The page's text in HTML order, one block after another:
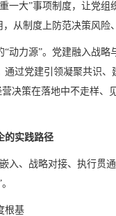
一大”事项制度，让党
从制度上防范决策风险
动力源”。党建融入战
过党建引领凝聚共识
决策在落地中不走样
的实践路径
入、战略对接、执行贯
根基